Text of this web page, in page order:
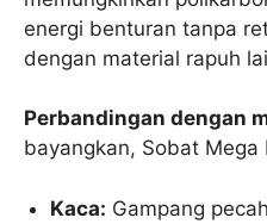
energi benturan tanpa
dengan material rapuh
Perbandingan dengan
bayangkan, Sobat Mega
Kaca: Gampang